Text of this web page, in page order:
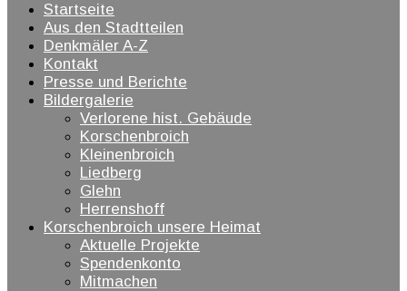
Startseite
Aus den Stadtteilen
Denkmäler A-Z
Kontakt
Presse und Berichte
Bildergalerie
Verlorene hist. Gebäude
Korschenbroich
Kleinenbroich
Liedberg
Glehn
Herrenshoff
Korschenbroich unsere Heimat
Aktuelle Projekte
Spendenkonto
Mitmachen